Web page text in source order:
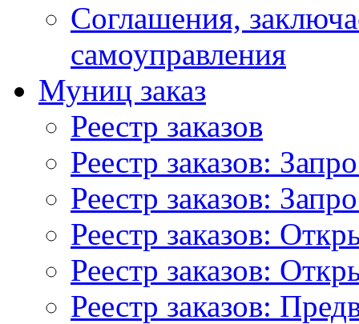
Соглашения,
самоуправления
Муниц заказ
Реестр заказов
Реестр заказов:
Реестр заказов:
Реестр заказов:
Реестр заказов:
Реестр заказов: